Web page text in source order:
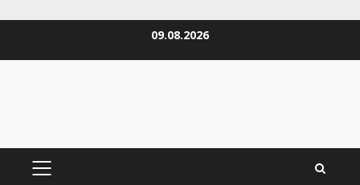
09.08.2026
PRIMÄRES